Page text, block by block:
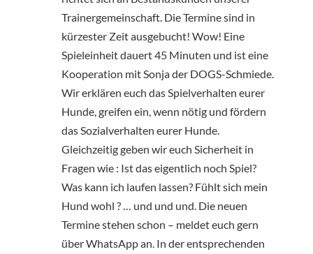
Trainergemeinschaft. Die Termine sind in
kürzester Zeit ausgebucht! Wow! Eine
Spieleinheit dauert 45 Minuten und ist eine
Kooperation mit Sonja der DOGS-Schmiede.
Wir erklären euch das Spielverhalten eurer
Hunde, greifen ein, wenn nötig und fördern
das Sozialverhalten eurer Hunde.
Gleichzeitig geben wir euch Sicherheit in
Fragen wie : Ist das eigentlich noch Spiel?
Was kann ich laufen lassen? Fühlt sich mein
Hund wohl ? … und und und. Die neuen
Termine stehen schon – meldet euch gern
über WhatsApp an. In der entsprechenden